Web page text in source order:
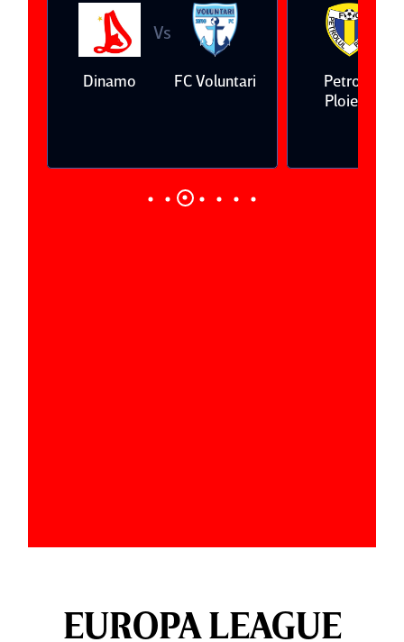
Dinamo
Vs
FC Voluntari
Petrolul
Ploieşti
EUROPA LEAGUE